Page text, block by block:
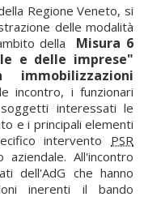
Regione Veneto, si
delle modalità
della Misura 6
e delle imprese"
incontro, i funzionari
interessati le
e i principali elementi
intervento PSR
All'incontro
dell'AdG che hanno
inerenti il bando